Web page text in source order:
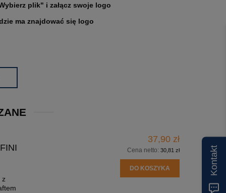
plik" i załącz swoje logo
ma znajdować się logo
z
37,90 zł
Cena netto: 30,81 zł
DO KOSZYKA Kontakt